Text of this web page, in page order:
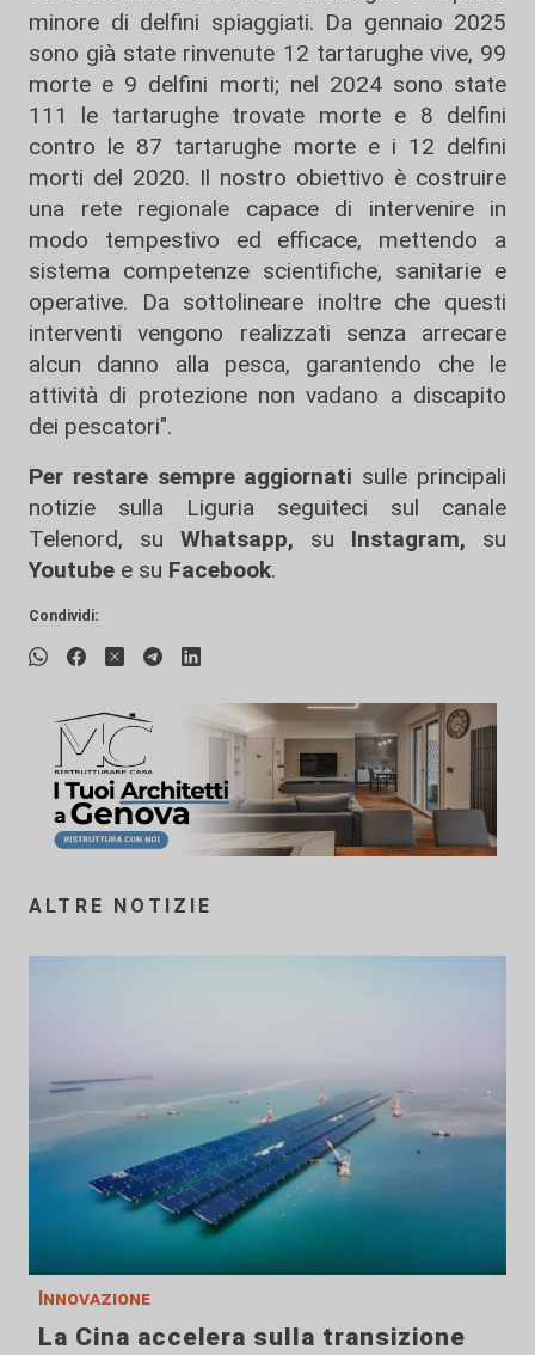
minore di delfini spiaggiati. Da gennaio 2025
sono già state rinvenute 12 tartarughe vive, 99
morte e 9 delfini morti; nel 2024 sono state
111 le tartarughe trovate morte e 8 delfini
contro le 87 tartarughe morte e i 12 delfini
morti del 2020. Il nostro obiettivo è costruire
una rete regionale capace di intervenire in
modo tempestivo ed efficace, mettendo a
sistema competenze scientifiche, sanitarie e
operative. Da sottolineare inoltre che questi
interventi vengono realizzati senza arrecare
alcun danno alla pesca, garantendo che le
attività di protezione non vadano a discapito
dei pescatori".
Per restare sempre aggiornati sulle principali
notizie sulla Liguria seguiteci sul canale
Telenord, su
Whatsapp, su Instagram, su
Youtube e su Facebook.
Condividi:
ALTRE NOTIZIE
Innovazione
La Cina accelera sulla transizione